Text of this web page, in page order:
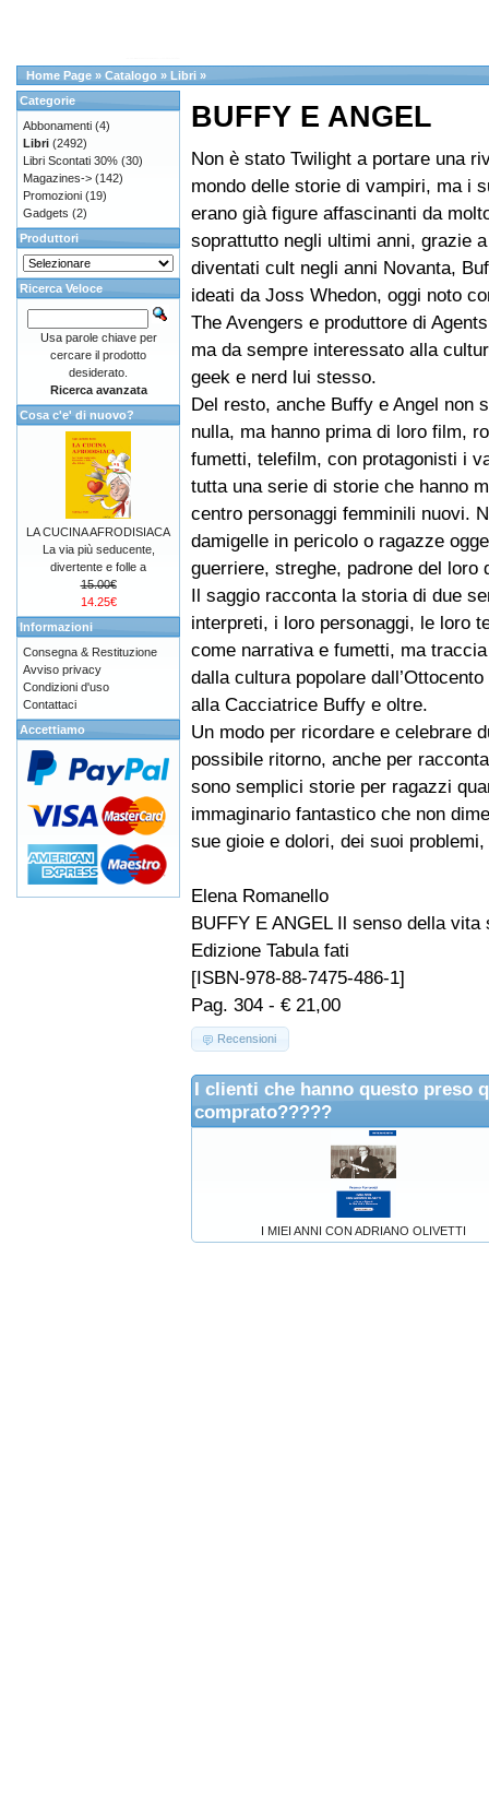
Home Page » Catalogo » Libri »
BUFFY E ANGEL
Non è stato Twilight a portare una
mondo delle storie di vampiri, ma i
erano già figure affascinanti da
soprattutto negli ultimi anni, grazie
diventati cult negli anni Novanta,
ideati da Joss Whedon, oggi noto
The Avengers e produttore di
ma da sempre interessato alla
geek e nerd lui stesso.
Del resto, anche Buffy e Angel non
nulla, ma hanno prima di loro film,
fumetti, telefilm, con protagonisti i
tutta una serie di storie che hanno
centro personaggi femminili nuovi.
damigelle in pericolo o ragazze
guerriere, streghe, padrone del loro
Il saggio racconta la storia di due
interpreti, i loro personaggi, le loro
come narrativa e fumetti, ma
dalla cultura popolare
alla Cacciatrice Buffy e oltre.
Un modo per ricordare e celebrare
possibile ritorno, anche per
sono semplici storie per ragazzi
immaginario fantastico che non
sue gioie e dolori, dei suoi
Elena Romanello
BUFFY E ANGEL Il senso della
Edizione Tabula fati
[ISBN-978-88-7475-486-1]
Pag. 304 - € 21,00
Recensioni
I clienti che hanno questo preso
comprato?????
I MIEI ANNI CON ADRIANO OLIVETTI
Categorie
Abbonamenti (4)
Libri (2492)
Libri Scontati 30% (30)
Magazines-> (142)
Promozioni (19)
Gadgets (2)
Produttori
Ricerca Veloce
Usa parole chiave per
cercare il prodotto
desiderato.
Ricerca avanzata
Cosa c'e' di nuovo?
LA CUCINA AFRODISIACA
La via più seducente,
divertente e folle a
15.00€
14.25€
Informazioni
Consegna & Restituzione
Avviso privacy
Condizioni d'uso
Contattaci
Accettiamo